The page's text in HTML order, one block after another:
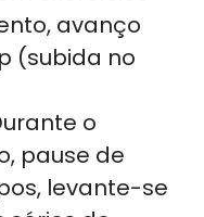
avanço
(subida no
o
pause de
levante-se